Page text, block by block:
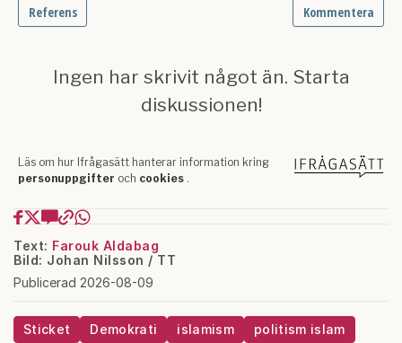
Text: Farouk Aldabag
Bild: Johan Nilsson / TT
Publicerad 2026-08-09
Sticket Demokrati islamism politism islam